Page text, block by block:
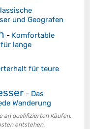
und Geografen
- Komfortable
lange
für teure
- Das
Wanderung
an qualifizierten Käufen,
entstehen.